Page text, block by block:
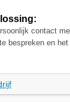
contact
bespreken en